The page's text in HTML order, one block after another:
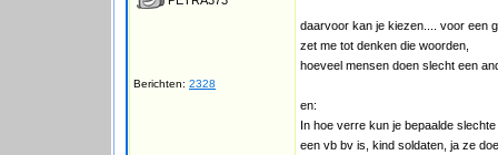
Berichten: 2328
daarvoor kan je kiezen.... voor een
zet me tot denken die woorden,
hoeveel mensen doen slecht een
en:
In hoe verre kun je bepaalde
een vb bv is, kind soldaten, ja ze